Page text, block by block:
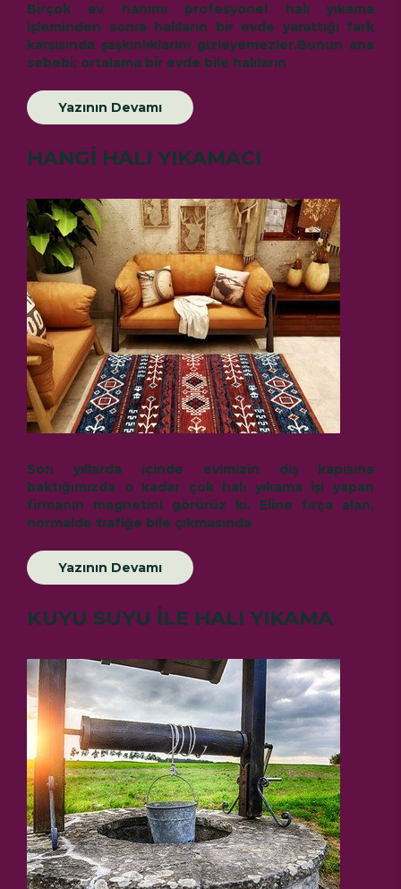
Birçok ev hanımı profesyonel halı yıkama
işleminden sonra halıların bir evde yarattığı fark
karşısında şaşkınlıklarını gizleyemezler.Bunun ana
sebebi; ortalama bir evde bile halıların
Yazının Devamı
HANGİ HALI YIKAMACI
Son yıllarda içinde evimizin dış kapısına
baktığımızda o kadar çok halı yıkama işi yapan
firmanın magnetini görürüz ki. Eline fırça alan,
normalde trafiğe bile çıkmasında
Yazının Devamı
KUYU SUYU İLE HALI YIKAMA